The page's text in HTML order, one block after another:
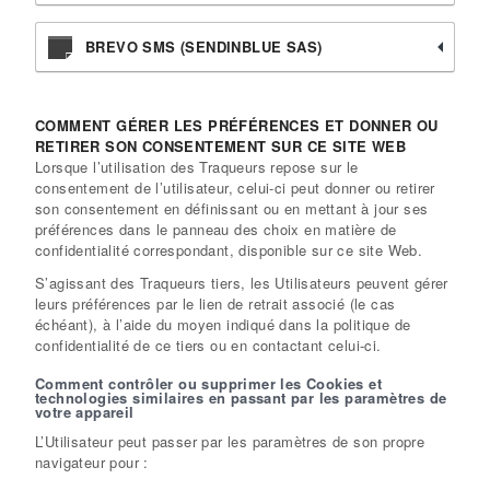
BREVO SMS (SENDINBLUE SAS)
COMMENT GÉRER LES PRÉFÉRENCES ET DONNER OU
RETIRER SON CONSENTEMENT SUR CE SITE WEB
Lorsque l’utilisation des Traqueurs repose sur le
consentement de l’utilisateur, celui-ci peut donner ou retirer
son consentement en définissant ou en mettant à jour ses
préférences dans le panneau des choix en matière de
confidentialité correspondant, disponible sur ce site Web.
S’agissant des Traqueurs tiers, les Utilisateurs peuvent gérer
leurs préférences par le lien de retrait associé (le cas
échéant), à l’aide du moyen indiqué dans la politique de
confidentialité de ce tiers ou en contactant celui-ci.
Comment contrôler ou supprimer les Cookies et
technologies similaires en passant par les paramètres de
votre appareil
L’Utilisateur peut passer par les paramètres de son propre
navigateur pour :